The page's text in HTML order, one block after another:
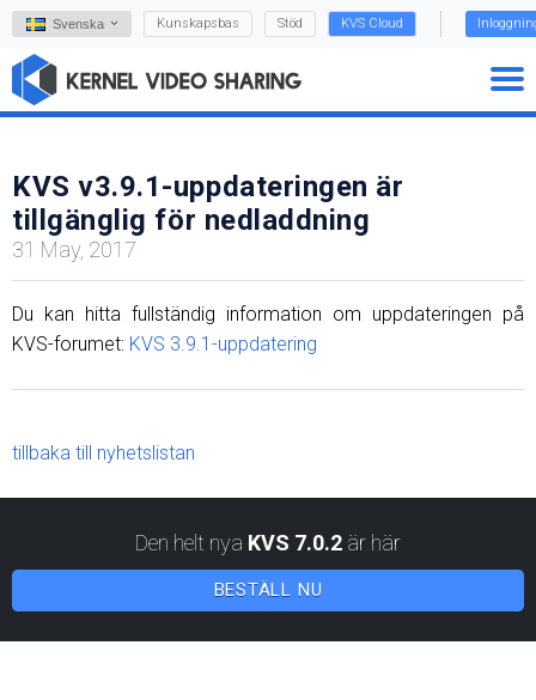
Svenska Kunskapsbas Stöd KVS Cloud
KVS v3.9.1-uppdateringen är
tillgänglig för nedladdning
31 May, 2017
Du kan hitta fullständig information om uppdateringen på
KVS-forumet: KVS 3.9.1-uppdatering
tillbaka till nyhetslistan
Den helt nya KVS 7.0.2 är här
BESTÄLL NU